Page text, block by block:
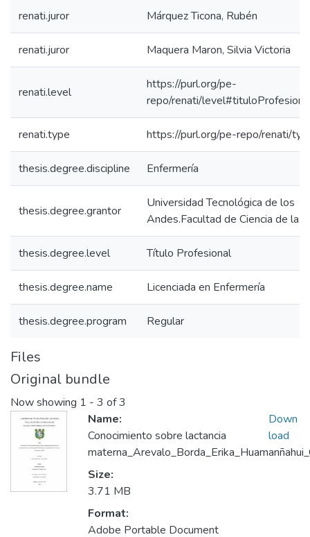
renati.juror Márquez Ticona, Rubén
renati.juror Maquera Maron, Silvia Victoria
renati.level
https://purl.org/pe-
repo/renati/
renati.type https://purl.org/pe-repo/renati/
thesis.degree.discipline Enfermería
thesis.degree.grantor
Universidad Tecnológica de los
Andes.Facultad de Ciencia de la
thesis.degree.level Título Profesional
thesis.degree.name Licenciada en Enfermería
thesis.degree.program Regular
Files
Original bundle
Now showing 1 - 3 of 3
Name:
Conocimiento sobre lactancia
Size:
3.71 MB
Format:
Adobe Portable Document
Down
load